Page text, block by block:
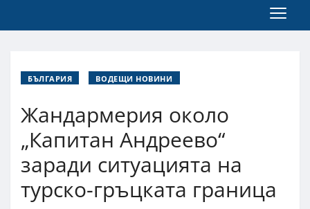
БЪЛГАРИЯ ВОДЕЩИ НОВИНИ
Жандармерия около
„Капитан Андреево“
заради ситуацията на
турско-гръцката граница